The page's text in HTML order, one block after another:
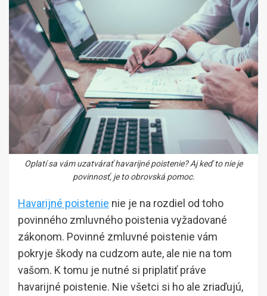
Oplatí sa vám uzatvárať havarijné poistenie? Aj keď to nie je
povinnosť, je to obrovská pomoc.
Havarijné poistenie nie je na rozdiel od toho
povinného zmluvného poistenia vyžadované
zákonom. Povinné zmluvné poistenie vám
pokryje škody na cudzom aute, ale nie na tom
vašom. K tomu je nutné si priplatiť práve
havarijné poistenie. Nie všetci si ho ale zriaďujú,